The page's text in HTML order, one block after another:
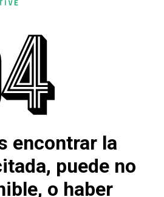
encontrar la
puede no
o haber